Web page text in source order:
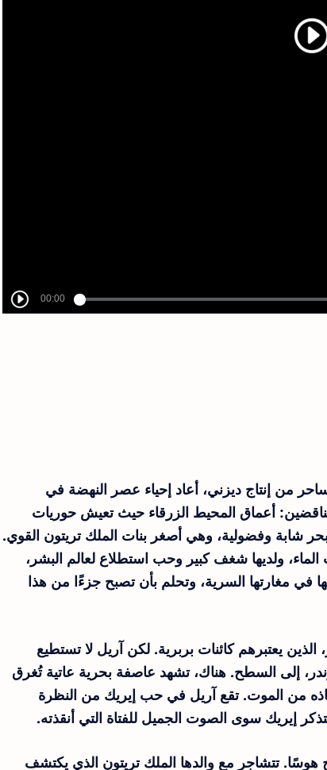
من إنتاج ديزني، أعاد إحياء عصر النهضة في
أعماق المحيط الزرقاء حيث تعيش حوريات
بحر شابة وفضولية، وهي أصغر بنات الملك تريتون القوي.
ولديها شغف كبير وحب استطلاع لعالم البشر،
في مغارتها السرية، وتحلم بأن تصبح جزءًا من هذا
يعتبرهم كائنات بربرية. لكن آريل لا تستطيع
إلى السطح. هناك، تشهد عاصفة بحرية عاتية تُغرق
من الموت. تقع آريل في حب إيريك من النظرة
إيريك سوى الصوت الجميل للفتاة التي أنقذته.
هوسًا. تتشاجر مع والدها الملك تريتون الذي يكتشف